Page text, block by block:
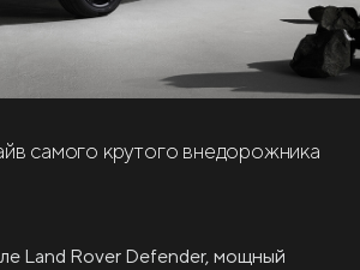
самого крутого внедорожника
Land Rover Defender, мощный